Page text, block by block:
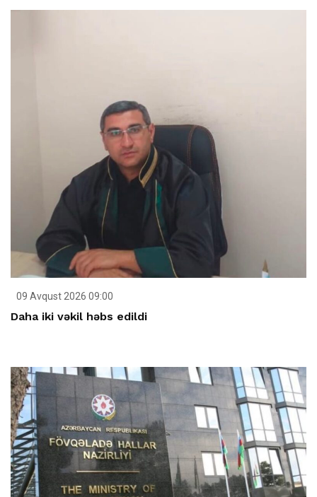
09 Avqust 2026 09:00
Daha iki vəkil həbs edildi